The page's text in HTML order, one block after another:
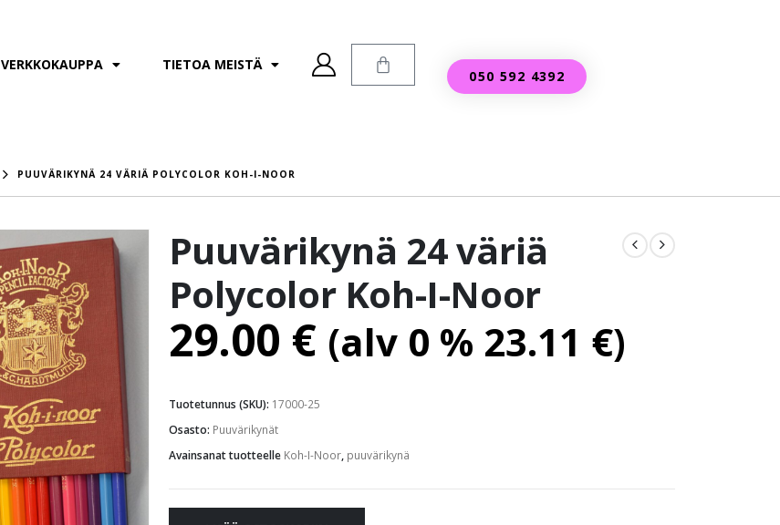
VERKKOKAUPPA TIETOA MEISTÄ
050 592 4392
PUUVÄRIKYNÄ 24 VÄRIÄ POLYCOLOR KOH-I-NOOR
Puuvärikynä 24 väriä
Polycolor Koh-I-Noor
29.00 € (alv 0 % 23.11 €)
Tuotetunnus (SKU): 17000-25
Osasto: Puuvärikynät
Avainsanat tuotteelle Koh-I-Noor, puuvärikynä